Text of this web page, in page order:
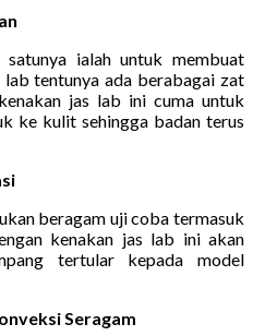
ialah untuk membuat
tentunya ada berabagai zat
jas lab ini cuma untuk
ke kulit sehingga badan terus
beragam uji coba termasuk
kenakan jas lab ini akan
tertular kepada model
Seragam